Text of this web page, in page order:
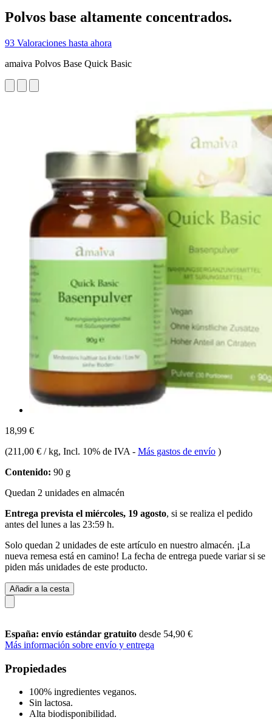
Polvos base altamente concentrados.
93 Valoraciones hasta ahora
amaiva Polvos Base Quick Basic
18,99 €
(211,00 € / kg, Incl. 10% de IVA - Más gastos de envío )
Contenido: 90 g
Quedan 2 unidades en almacén
Entrega prevista el miércoles, 19 agosto, si se realiza el pedido
antes del lunes a las 23:59 h.
Solo quedan 2 unidades de este artículo en nuestro almacén. ¡La
nueva remesa está en camino! La fecha de entrega puede variar si se
piden más unidades de este producto.
Añadir a la cesta
España: envío estándar gratuito desde 54,90 €
Más información sobre envío y entrega
Propiedades
100% ingredientes veganos.
Sin lactosa.
Alta biodisponibilidad.